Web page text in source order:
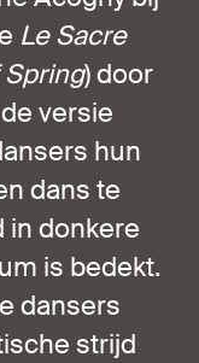
Le Sacre
) door
versie
hun
dans te
in donkere
is bedekt.
dansers
strijd